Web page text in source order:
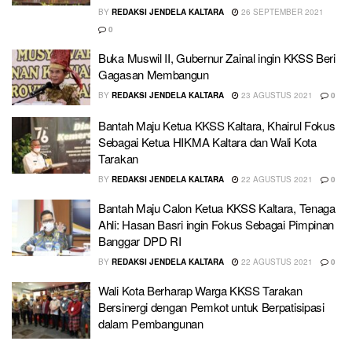
BY REDAKSI JENDELA KALTARA
26 SEPTEMBER 2021
0
Buka Muswil II, Gubernur Zainal ingin KKSS Beri
Gagasan Membangun
BY REDAKSI JENDELA KALTARA 23 AGUSTUS 2021 0
Bantah Maju Ketua KKSS Kaltara, Khairul Fokus
Sebagai Ketua HIKMA Kaltara dan Wali Kota
Tarakan
BY REDAKSI JENDELA KALTARA 22 AGUSTUS 2021 0
Bantah Maju Calon Ketua KKSS Kaltara, Tenaga
Ahli: Hasan Basri ingin Fokus Sebagai Pimpinan
Banggar DPD RI
BY REDAKSI JENDELA KALTARA 22 AGUSTUS 2021 0
Wali Kota Berharap Warga KKSS Tarakan
Bersinergi dengan Pemkot untuk Berpatisipasi
dalam Pembangunan